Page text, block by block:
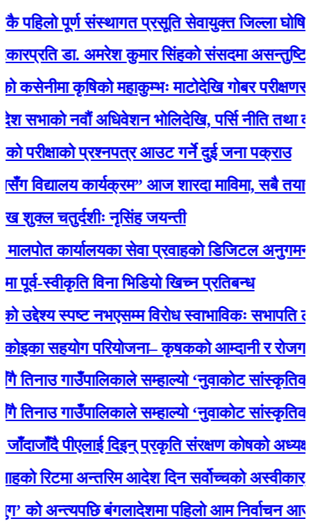
पूर्ण संस्थागत प्रसूति सेवायुक्त जिल्ला घोषित
डा. अमरेश कुमार सिंहको संसदमा असन्तुष्टि
कृषिको महाकुम्भः माटोदेखि गोबर परीक्षणसम्म
नवौं अधिवेशन भोलिदेखि, पर्सि नीति तथा
प्रश्नपत्र आउट गर्ने दुई जना पक्राउ
विद्यालय कार्यक्रम” आज शारदा माविमा, सबै
चतुर्दशीः नृसिंह जयन्ती
कार्यालयका सेवा प्रवाहको डिजिटल अनुगमन सुरु,
स्वीकृति विना भिडियो खिच्न प्रतिबन्ध
स्पष्ट नभएसम्म विरोध स्वाभाविकः सभापति
सहयोग परियोजना– कृषकको आम्दानी र रोजगारमा
गाउँपालिकाले सम्हाल्यो ‘नुवाकोट सांस्कृतिक
गाउँपालिकाले सम्हाल्यो ‘नुवाकोट सांस्कृतिक
पीएलाई दिइन् प्रकृति संरक्षण कोषको अध्यक्षमा
रिटमा अन्तरिम आदेश दिन सर्वोच्चको अस्वीकार,
अन्त्यपछि बंगलादेशमा पहिलो आम निर्वाचन आज